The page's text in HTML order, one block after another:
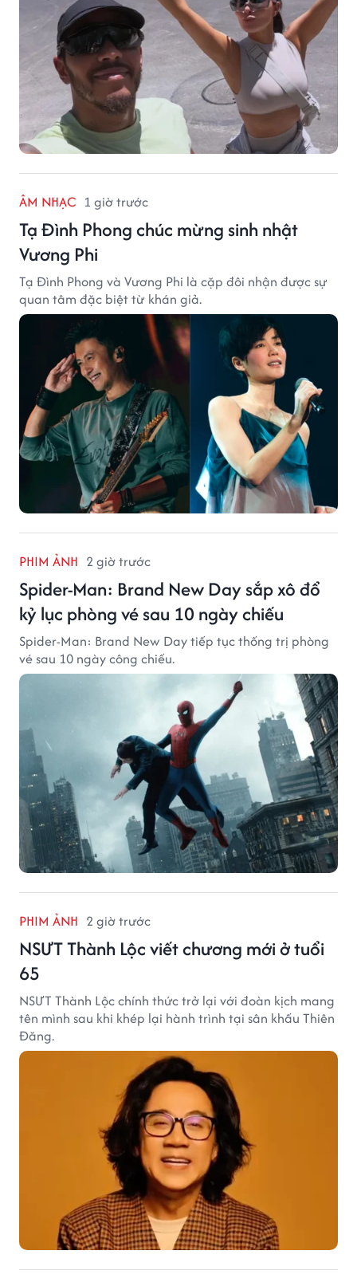
ÂM NHẠC 1 giờ trước
Tạ Đình Phong chúc mừng sinh nhật
Vương Phi
Tạ Đình Phong và Vương Phi là cặp đôi nhận được sự
quan tâm đặc biệt từ khán giả.
PHIM ẢNH 2 giờ trước
Spider-Man: Brand New Day sắp xô đổ
kỷ lục phòng vé sau 10 ngày chiếu
Spider-Man: Brand New Day tiếp tục thống trị phòng
vé sau 10 ngày công chiếu.
PHIM ẢNH 2 giờ trước
NSƯT Thành Lộc viết chương mới ở tuổi
65
NSƯT Thành Lộc chính thức trở lại với đoàn kịch mang
tên mình sau khi khép lại hành trình tại sân khấu Thiên
Đăng.